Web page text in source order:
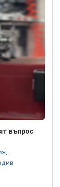
въпрос